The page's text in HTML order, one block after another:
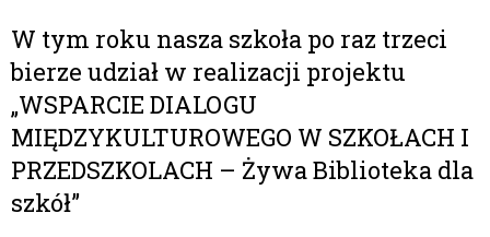
W tym roku nasza szkoła po raz trzeci
bierze udział w realizacji projektu
„WSPARCIE DIALOGU
MIĘDZYKULTUROWEGO W SZKOŁACH I
PRZEDSZKOLACH – Żywa Biblioteka dla
szkół”